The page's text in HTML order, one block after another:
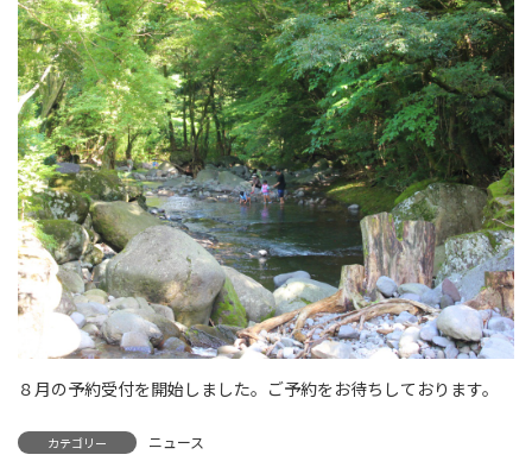
８月の予約受付を開始しました。ご予約をお待ちしております。
カテゴリー ニュース